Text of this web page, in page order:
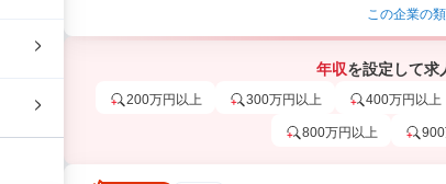
この企業の
年収を設定して求
200万円以上 300万円以上 400万円以上
800万円以上